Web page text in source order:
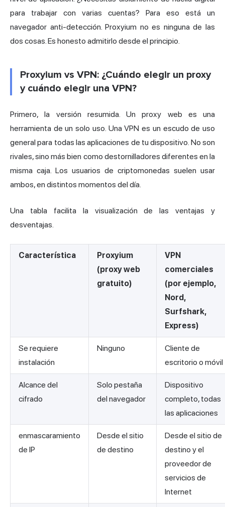
para trabajar con varias cuentas? Para eso está un
navegador anti-detección. Proxyium no es ninguna de las
dos cosas. Es honesto admitirlo desde el principio.
Proxyium vs VPN: ¿Cuándo elegir un proxy
y cuándo elegir una VPN?
Primero, la versión resumida. Un proxy web es una
herramienta de un solo uso. Una VPN es un escudo de uso
general para todas las aplicaciones de tu dispositivo. No son
rivales, sino más bien como destornilladores diferentes en la
misma caja. Los usuarios de criptomonedas suelen usar
ambos, en distintos momentos del día.
Una tabla facilita la visualización de las ventajas y
desventajas.
Característica
Proxyium
(proxy web
gratuito)
VPN
comerciales
(por ejemplo,
Nord,
Surfshark,
Express)
Se requiere
instalación
Ninguno
Cliente de
escritorio o móvil
Alcance del
cifrado
Solo pestaña
del navegador
Dispositivo
completo, todas
las aplicaciones
enmascaramiento
de IP
Desde el sitio
de destino
Desde el sitio de
destino y el
proveedor de
servicios de
Internet